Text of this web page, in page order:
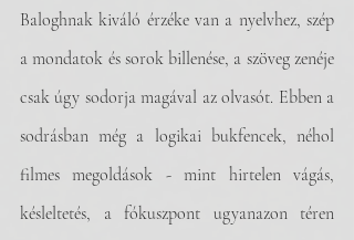
Baloghnak kiváló érzéke van a nyelvhez, szép
a mondatok és sorok billenése, a szöveg zenéje
csak úgy sodorja magával az olvasót. Ebben a
sodrásban még a logikai bukfencek, néhol
filmes megoldások - mint hirtelen vágás,
késleltetés, a fókuszpont ugyanazon téren